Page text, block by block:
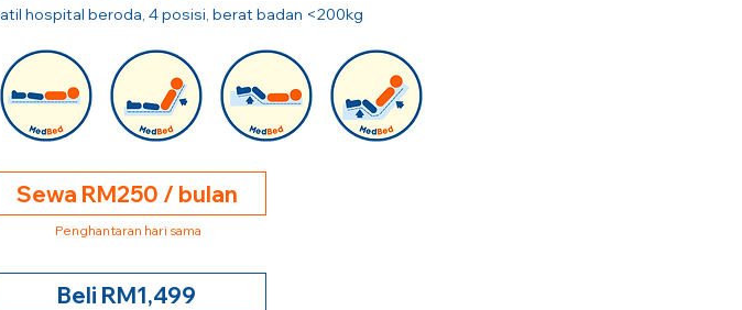
hospital beroda, 4 posisi, berat badan <200kg
Sewa RM250 / bulan
Penghantaran hari sama
Beli RM1,499